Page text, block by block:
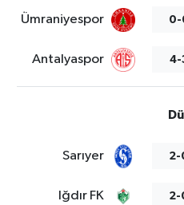
Ümraniyespor 0-
Antalyaspor 4-
Sarıyer 2-
Iğdır FK 2-